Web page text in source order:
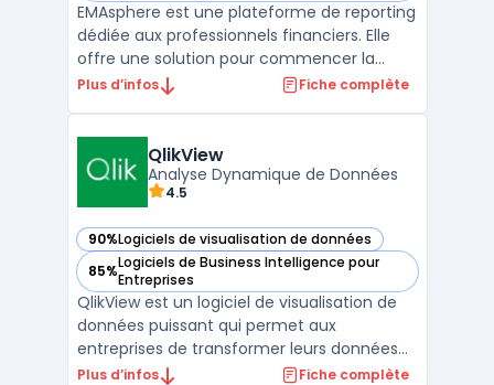
EMAsphere est une plateforme de reporting
dédiée aux professionnels financiers. Elle
offre une solution pour commencer la
journée avec des reportings à jour,
ajoutée. La plateforme est conçue pour
être simple et eff ...
Plus d’infos Fiche complète
QlikView
Analyse Dynamique de Données
4.5
90%Logiciels de visualisation de données
— voir QlikView dans cette catégorie
85%Logiciels de Business Intelligence pour
Entreprises
— voir QlikView dans cette catégorie
QlikView est un logiciel de visualisation de
données puissant qui permet aux
entreprises de transformer leurs données
brutes en insights significatifs. Grâce à une
Plus d’infos Fiche complète